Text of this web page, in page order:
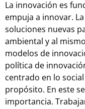
La innovación es
empuja a innovar.
soluciones nuevas
ambiental y al
modelos de
política de
centrado en lo
propósito. En este
importancia.